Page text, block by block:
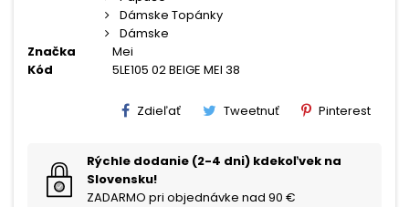
Dámske Topánky
Dámske
Značka
Mei
Kód
5LE105 02 BEIGE MEI 38
Zdieľať Tweetnuť Pinterest
Rýchle dodanie (2-4 dni) kdekoľvek na
Slovensku!
ZADARMO pri objednávke nad 90 €